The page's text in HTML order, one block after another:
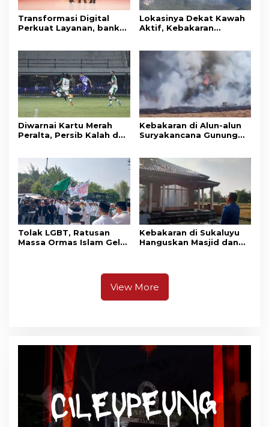
Transformasi Digital
Perkuat Layanan, bank
Awards 2026
Lokasinya Dekat Kawah
Aktif, Kebakaran
Pangrango
Diwarnai Kartu Merah
Peralta, Persib Kalah dari
Kebakaran di Alun-alun
Suryakancana Gunung
Masih Bersiaga
Tolak LGBT, Ratusan
Massa Ormas Islam Gelar
Kebakaran di Sukaluyu
Hanguskan Masjid dan
View More